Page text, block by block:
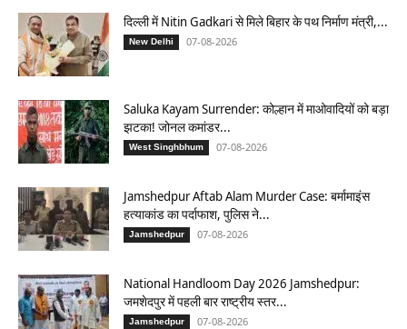
दिल्ली में Nitin Gadkari से मिले बिहार के पथ निर्माण मंत्री,...
New Delhi 07-08-2026
Saluka Kayam Surrender: कोल्हान में माओवादियों को बड़ा
झटका! जोनल कमांडर...
West Singhbhum 07-08-2026
Jamshedpur Aftab Alam Murder Case: बर्मामाइंस
हत्याकांड का पर्दाफाश, पुलिस ने...
Jamshedpur 07-08-2026
National Handloom Day 2026 Jamshedpur:
जमशेदपुर में पहली बार राष्ट्रीय स्तर...
Jamshedpur 07-08-2026